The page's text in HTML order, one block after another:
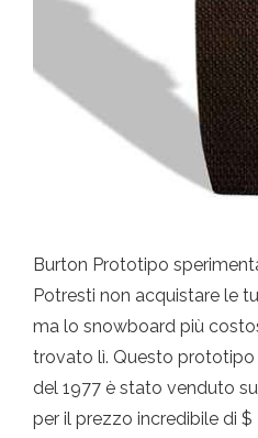
Burton Prototipo
Potresti non acquistare le
ma lo snowboard più
trovato lì. Questo
del 1977 è stato venduto su
per il prezzo incredibile di $